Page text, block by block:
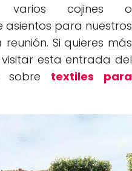
varios cojines o
para nuestros
Si quieres más
esta entrada del
sobre textiles para